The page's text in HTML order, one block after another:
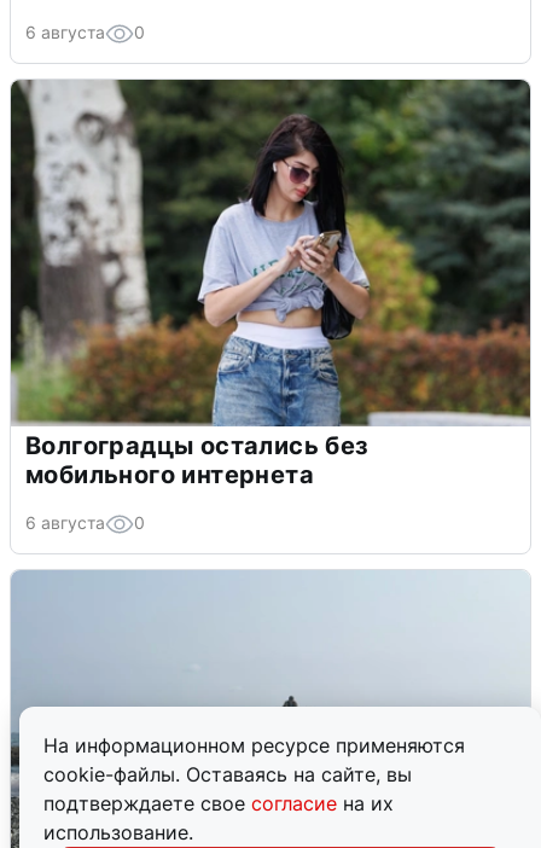
На информационном ресурсе применяются
cookie-файлы. Оставаясь на сайте, вы
подтверждаете свое согласие на их
использование.
6 августа 0
Волгоградцы остались без
мобильного интернета
6 августа 0